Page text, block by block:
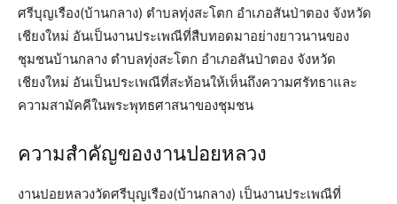
ศรีบุญเรือง(บ้านกลาง) ตำบลทุ่งสะโตก อำเภอสันป่าตอง จังหวัด
เชียงใหม่ อันเป็นงานประเพณีที่สืบทอดมาอย่างยาวนานของ
ชุมชนบ้านกลาง ตำบลทุ่งสะโตก อำเภอสันป่าตอง จังหวัด
เชียงใหม่ อันเป็นประเพณีที่สะท้อนให้เห็นถึงความศรัทธาและ
ความสามัคคีในพระพุทธศาสนาของชุมชน
ความสำคัญของงานปอยหลวง
งานปอยหลวงวัดศรีบุญเรือง(บ้านกลาง) เป็นงานประเพณีที่